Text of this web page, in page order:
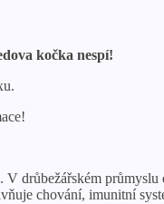
kočka nespí!
drůbežářském
chování, imunitní